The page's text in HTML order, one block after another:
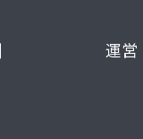
運営